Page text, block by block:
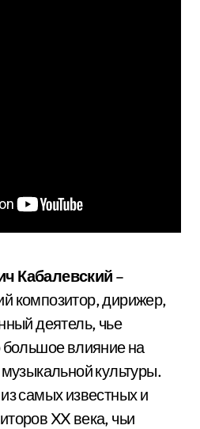
Кабалевский –
композитор, дирижер,
деятель, чье
большое влияние на
культуры.
самых известных и
XX века, чьи